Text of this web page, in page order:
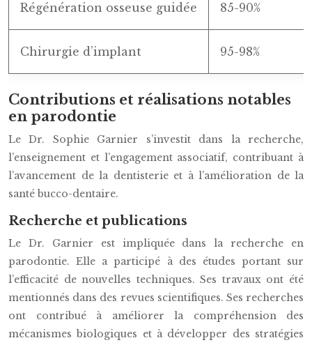
Régénération osseuse guidée 85-90%
Chirurgie d’implant 95-98%
Contributions et réalisations notables
en parodontie
Le Dr. Sophie Garnier s’investit dans la recherche,
l’enseignement et l’engagement associatif, contribuant à
l’avancement de la dentisterie et à l’amélioration de la
santé bucco-dentaire.
Recherche et publications
Le Dr. Garnier est impliquée dans la recherche en
parodontie. Elle a participé à des études portant sur
l’efficacité de nouvelles techniques. Ses travaux ont été
mentionnés dans des revues scientifiques. Ses recherches
ont contribué à améliorer la compréhension des
mécanismes biologiques et à développer des stratégies